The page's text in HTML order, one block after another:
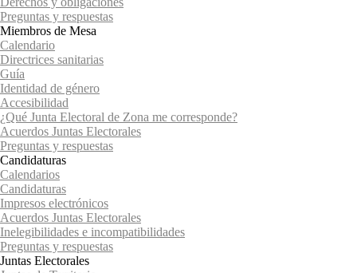
Preguntas y respuestas
Miembros de Mesa
Calendario
Directrices sanitarias
Guía
Identidad de género
Accesibilidad
¿Qué Junta Electoral de Zona me corresponde?
Acuerdos Juntas Electorales
Preguntas y respuestas
Candidaturas
Calendarios
Candidaturas
Impresos electrónicos
Acuerdos Juntas Electorales
Inelegibilidades e incompatibilidades
Preguntas y respuestas
Juntas Electorales